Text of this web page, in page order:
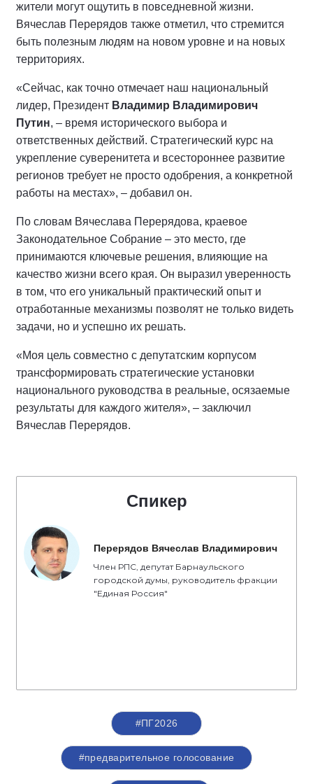
жители могут ощутить в повседневной жизни.
Вячеслав Перерядов также отметил, что стремится
быть полезным людям на новом уровне и на новых
территориях.
«Сейчас, как точно отмечает наш национальный
лидер, Президент Владимир Владимирович
Путин, – время исторического выбора и
ответственных действий. Стратегический курс на
укрепление суверенитета и всестороннее развитие
регионов требует не просто одобрения, а конкретной
работы на местах», – добавил он.
По словам Вячеслава Перерядова, краевое
Законодательное Собрание – это место, где
принимаются ключевые решения, влияющие на
качество жизни всего края. Он выразил уверенность
в том, что его уникальный практический опыт и
отработанные механизмы позволят не только видеть
задачи, но и успешно их решать.
«Моя цель совместно с депутатским корпусом
трансформировать стратегические установки
национального руководства в реальные, осязаемые
результаты для каждого жителя», – заключил
Вячеслав Перерядов.
Спикер
Перерядов Вячеслав Владимирович
Член РПС, депутат Барнаульского
городской думы, руководитель фракции
"Единая Россия"
#ПГ2026
#предварительное голосование